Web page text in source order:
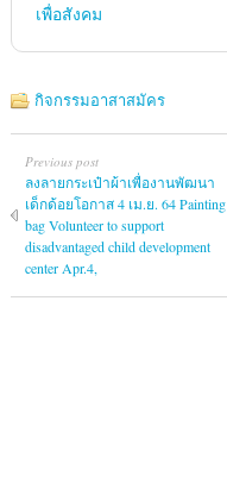
เพื่อสังคม
กิจกรรมอาสาสมัคร
Previous post
ลงลายกระเป๋าผ้าเพื่องานพัฒนา
เด็กด้อยโอกาส 4 เม.ย. 64 Painting
bag Volunteer to support
disadvantaged child development
center Apr.4,